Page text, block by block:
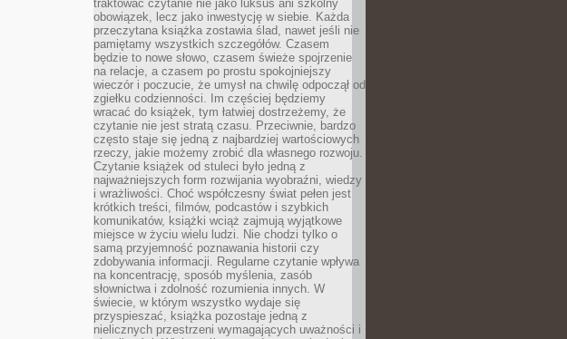
traktować czytanie nie jako luksus ani szkolny
obowiązek, lecz jako inwestycję w siebie. Każda
przeczytana książka zostawia ślad, nawet jeśli nie
pamiętamy wszystkich szczegółów. Czasem
będzie to nowe słowo, czasem świeże spojrzenie
na relacje, a czasem po prostu spokojniejszy
wieczór i poczucie, że umysł na chwilę odpoczął od
zgiełku codzienności. Im częściej będziemy
wracać do książek, tym łatwiej dostrzeżemy, że
czytanie nie jest stratą czasu. Przeciwnie, bardzo
często staje się jedną z najbardziej wartościowych
rzeczy, jakie możemy zrobić dla własnego rozwoju.
Czytanie książek od stuleci było jedną z
najważniejszych form rozwijania wyobraźni, wiedzy
i wrażliwości. Choć współczesny świat pełen jest
krótkich treści, filmów, podcastów i szybkich
komunikatów, książki wciąż zajmują wyjątkowe
miejsce w życiu wielu ludzi. Nie chodzi tylko o
samą przyjemność poznawania historii czy
zdobywania informacji. Regularne czytanie wpływa
na koncentrację, sposób myślenia, zasób
słownictwa i zdolność rozumienia innych. W
świecie, w którym wszystko wydaje się
przyspieszać, książka pozostaje jedną z
nielicznych przestrzeni wymagających uważności i